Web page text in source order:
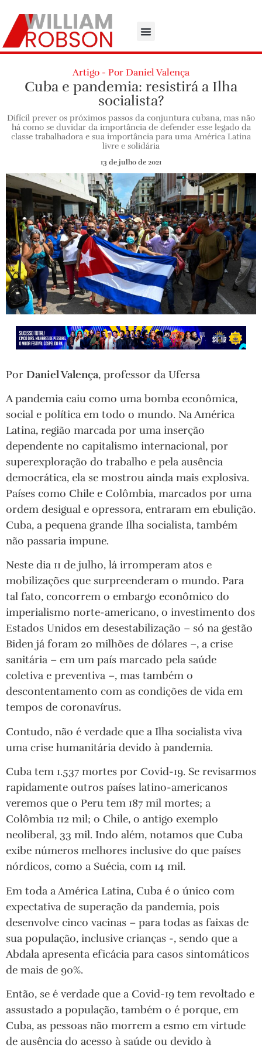
Artigo - Por Daniel Valença
Cuba e pandemia: resistirá a Ilha
socialista?
Difícil prever os próximos passos da conjuntura cubana, mas não
há como se duvidar da importância de defender esse legado da
classe trabalhadora e sua importância para uma América Latina
livre e solidária
13 de julho de 2021
Por Daniel Valença, professor da Ufersa
A pandemia caiu como uma bomba econômica,
social e política em todo o mundo. Na América
Latina, região marcada por uma inserção
dependente no capitalismo internacional, por
superexploração do trabalho e pela ausência
democrática, ela se mostrou ainda mais explosiva.
Países como Chile e Colômbia, marcados por uma
ordem desigual e opressora, entraram em ebulição.
Cuba, a pequena grande Ilha socialista, também
não passaria impune.
Neste dia 11 de julho, lá irromperam atos e
mobilizações que surpreenderam o mundo. Para
tal fato, concorrem o embargo econômico do
imperialismo norte-americano, o investimento dos
Estados Unidos em desestabilização – só na gestão
Biden já foram 20 milhões de dólares –, a crise
sanitária – em um país marcado pela saúde
coletiva e preventiva –, mas também o
descontentamento com as condições de vida em
tempos de coronavírus.
Contudo, não é verdade que a Ilha socialista viva
uma crise humanitária devido à pandemia.
Cuba tem 1.537 mortes por Covid-19. Se revisarmos
rapidamente outros países latino-americanos
veremos que o Peru tem 187 mil mortes; a
Colômbia 112 mil; o Chile, o antigo exemplo
neoliberal, 33 mil. Indo além, notamos que Cuba
exibe números melhores inclusive do que países
nórdicos, como a Suécia, com 14 mil.
Em toda a América Latina, Cuba é o único com
expectativa de superação da pandemia, pois
desenvolve cinco vacinas – para todas as faixas de
sua população, inclusive crianças -, sendo que a
Abdala apresenta eficácia para casos sintomáticos
de mais de 90%.
Então, se é verdade que a Covid-19 tem revoltado e
assustado a população, também o é porque, em
Cuba, as pessoas não morrem a esmo em virtude
de ausência do acesso à saúde ou devido à